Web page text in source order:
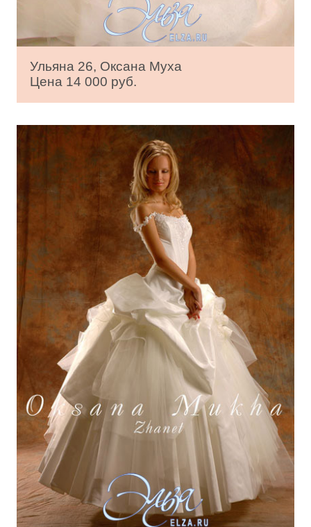
Ульяна 26, Оксана Муха
Цена 14 000 руб.